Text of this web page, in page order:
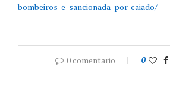
bombeiros-e-sancionada-por-caiado/
0 comentario 0